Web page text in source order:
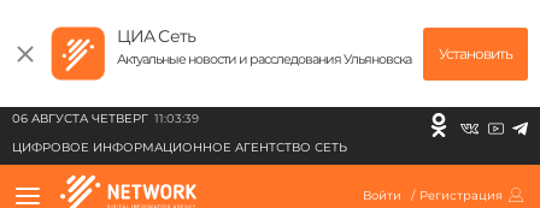
ЦИА Сеть
Актуальные новости и расследования Ульяновска Установить
06 АВГУСТА ЧЕТВЕРГ 11:03:39
ЦИФРОВОЕ ИНФОРМАЦИОННОЕ АГЕНТСТВО СЕТЬ
Войти / Регистрация